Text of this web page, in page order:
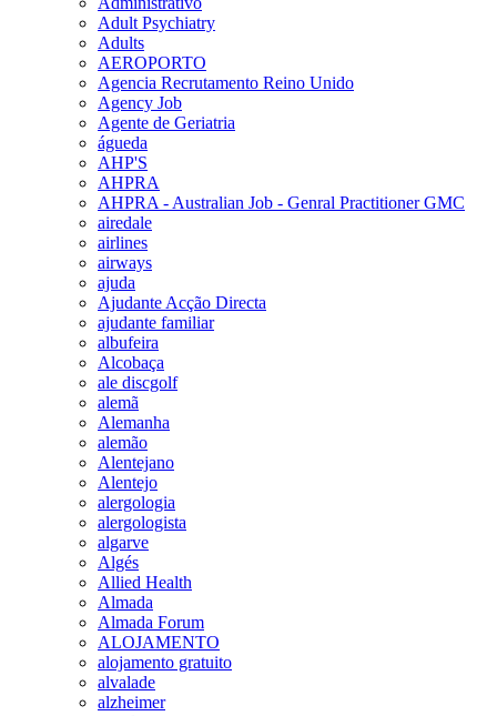
Adult Psychiatry
Adults
AEROPORTO
Agencia Recrutamento Reino Unido
Agency Job
Agente de Geriatria
águeda
AHP'S
AHPRA
AHPRA - Australian Job - Genral Practitioner GMC
airedale
airlines
airways
ajuda
Ajudante Acção Directa
ajudante familiar
albufeira
Alcobaça
ale discgolf
alemã
Alemanha
alemão
Alentejano
Alentejo
alergologia
alergologista
algarve
Algés
Allied Health
Almada
Almada Forum
ALOJAMENTO
alojamento gratuito
alvalade
alzheimer